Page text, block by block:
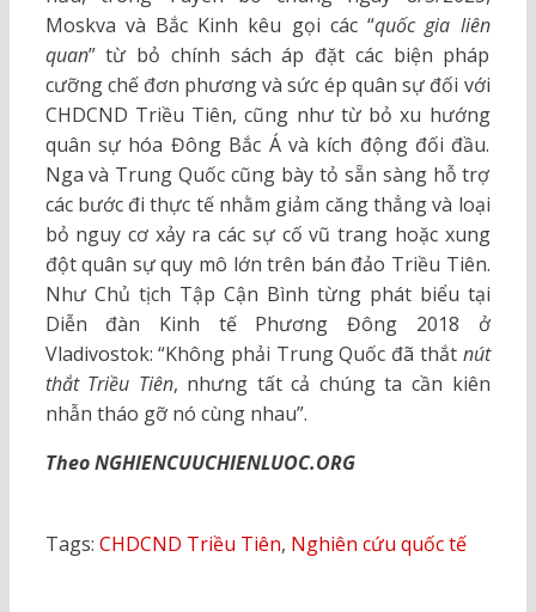
Moskva và Bắc Kinh kêu gọi các “quốc gia liên
quan” từ bỏ chính sách áp đặt các biện pháp
cưỡng chế đơn phương và sức ép quân sự đối với
CHDCND Triều Tiên, cũng như từ bỏ xu hướng
quân sự hóa Đông Bắc Á và kích động đối đầu.
Nga và Trung Quốc cũng bày tỏ sẵn sàng hỗ trợ
các bước đi thực tế nhằm giảm căng thẳng và loại
bỏ nguy cơ xảy ra các sự cố vũ trang hoặc xung
đột quân sự quy mô lớn trên bán đảo Triều Tiên.
Như Chủ tịch Tập Cận Bình từng phát biểu tại
Diễn đàn Kinh tế Phương Đông 2018 ở
Vladivostok: “Không phải Trung Quốc đã thắt nút
thắt Triều Tiên, nhưng tất cả chúng ta cần kiên
nhẫn tháo gỡ nó cùng nhau”.
Theo NGHIENCUUCHIENLUOC.ORG
Tags: CHDCND Triều Tiên, Nghiên cứu quốc tế